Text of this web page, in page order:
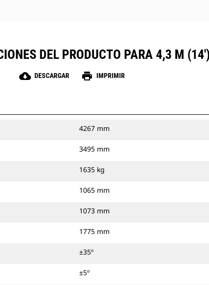
DEL PRODUCTO PARA 4,3 M (14')
cloud_download DESCARGAR print IMPRIMIR
4267 mm
3495 mm
1635 kg
1065 mm
1073 mm
1775 mm
±35º
±5º